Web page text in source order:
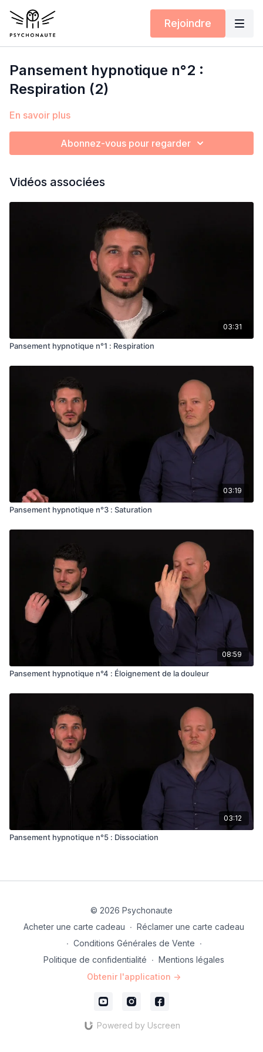
Rejoindre
Pansement hypnotique n°2 :
Respiration (2)
En savoir plus
Abonnez-vous pour regarder
Vidéos associées
03:31
Pansement hypnotique n°1 : Respiration
03:19
Pansement hypnotique n°3 : Saturation
08:59
Pansement hypnotique n°4 : Éloignement de la douleur
03:12
Pansement hypnotique n°5 : Dissociation
© 2026 Psychonaute
Acheter une carte cadeau ∙ Réclamer une carte cadeau
∙ Conditions Générales de Vente ∙
Politique de confidentialité ∙ Mentions légales
Obtenir l'application ->
Powered by Uscreen